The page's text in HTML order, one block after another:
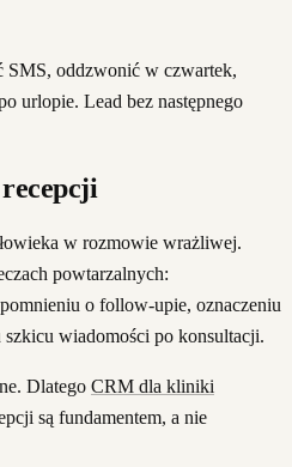
SMS, oddzwonić w czwartek,
urlopie. Lead bez następnego
w rozmowie wrażliwej.
powtarzalnych:
o follow-upie, oznaczeniu
wiadomości po konsultacji.
Dlatego CRM dla kliniki
są fundamentem, a nie